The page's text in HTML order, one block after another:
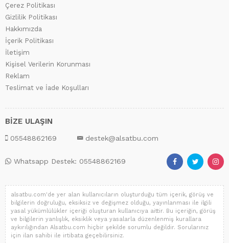
Çerez Politikası
Gizlilik Politikası
Hakkımızda
İçerik Politikası
İletişim
Kişisel Verilerin Korunması
Reklam
Teslimat ve İade Koşulları
BİZE ULAŞIN
05548862169 destek@alsatbu.com
Whatsapp Destek: 05548862169
alsatbu.com'de yer alan kullanıcıların oluşturduğu tüm içerik, görüş ve
bilgilerin doğruluğu, eksiksiz ve değişmez olduğu, yayınlanması ile ilgili
yasal yükümlülükler içeriği oluşturan kullanıcıya aittir. Bu içeriğin, görüş
ve bilgilerin yanlışlık, eksiklik veya yasalarla düzenlenmiş kurallara
aykırılığından Alsatbu.com hiçbir şekilde sorumlu değildir. Sorularınız
için ilan sahibi ile irtibata geçebilirsiniz.